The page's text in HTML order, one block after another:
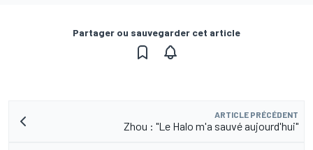
Partager ou sauvegarder cet article
ARTICLE PRÉCÉDENT
Zhou : "Le Halo m'a sauvé aujourd'hui"